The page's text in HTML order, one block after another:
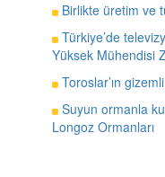
Birlikte üretim ve
Türkiye’de
Yüksek Mühendisi
Toroslar’ın
Suyun ormanla
Longoz Ormanları